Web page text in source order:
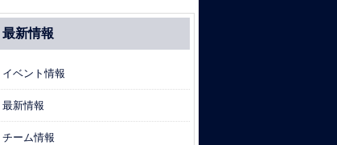
最新情報
イベント情報
最新情報
チーム情報